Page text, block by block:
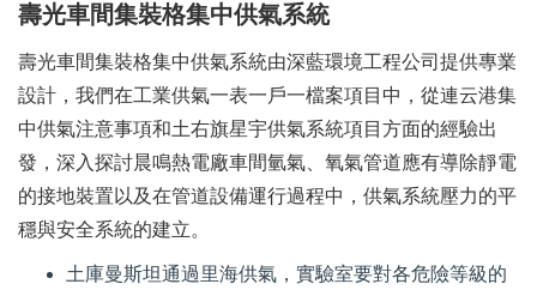
壽光車間集裝格集中供氣系統
壽光車間集裝格集中供氣系統由深藍環境工程公司提供專業
設計，我們在工業供氣一表一戶一檔案項目中，從連云港集
中供氣注意事項和土右旗星宇供氣系統項目方面的經驗出
發，深入探討晨鳴熱電廠車間氫氣、氧氣管道應有導除靜電
的接地裝置以及在管道設備運行過程中，供氣系統壓力的平
穩與安全系統的建立。
土庫曼斯坦通過里海供氣，實驗室要對各危險等級的